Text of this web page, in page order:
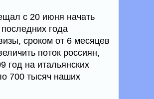
с 20 июня начать
года
сроком от 6 месяцев
поток россиян,
год на итальянских
700 тысяч наших